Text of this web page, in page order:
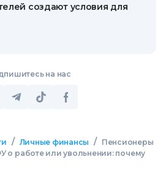
создают условия для
на нас
/ Личные финансы /
Пенсионеры
о работе или увольнении: почему